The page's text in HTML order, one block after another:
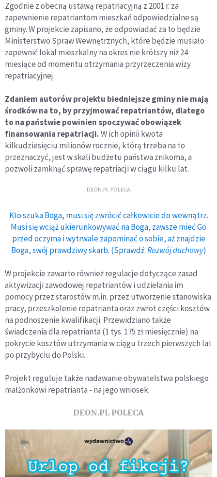
Zgodnie z obecną ustawą repatriacyjną z 2001 r. za
zapewnienie repatriantom mieszkań odpowiedzialne są
gminy. W projekcie zapisano, że odpowiadać za to będzie
Ministerstwo Spraw Wewnętrznych, które będzie musiało
zapewnić lokal mieszkalny na okres nie krótszy niż 24
miesiące od momentu otrzymania przyrzeczenia wizy
repatriacyjnej.
Zdaniem autorów projektu biedniejsze gminy nie mają
środków na to, by przyjmować repatriantów, dlatego
to na państwie powinien spoczywać obowiązek
finansowania repatriacji.W ich opinii kwota
kilkudziesięciu milionów rocznie, którą trzeba na to
przeznaczyć, jest w skali budżetu państwa znikoma, a
pozwoli zamknąć sprawę repatriacji w ciągu kilku lat.
DEON.PL POLECA
Kto szuka Boga, musi się zwrócić całkowicie do wewnątrz.
Musi się wciąż ukierunkowywać na Boga, zawsze mieć Go
przed oczyma i wytrwale zapominać o sobie, aż znajdzie
Boga, swój prawdziwy skarb. (Sprawdź:Rozwój duchowy)
W projekcie zawarto również regulacje dotyczące zasad
aktywizacji zawodowej repatriantów i udzielania im
pomocy przez starostów m.in. przez utworzenie stanowiska
pracy, przeszkolenie repatrianta oraz zwrot części kosztów
na podnoszenie kwalifikacji. Przewidziano także
świadczenia dla repatrianta (1 tys. 175 zł miesięcznie) na
pokrycie kosztów utrzymania w ciągu trzech pierwszych lat
po przybyciu do Polski.
Projekt reguluje także nadawanie obywatelstwa polskiego
małżonkowi repatrianta - na jego wniosek.
DEON.PL POLECA